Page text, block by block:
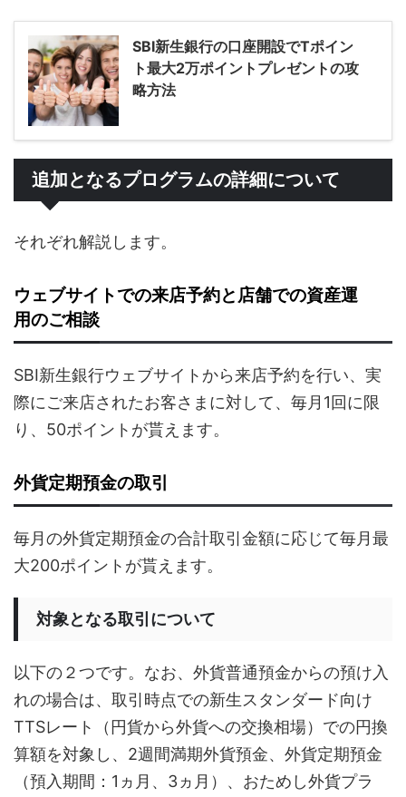
SBI新生銀行の口座開設でTポイン
ト最大2万ポイントプレゼントの攻
略方法
追加となるプログラムの詳細について
それぞれ解説します。
ウェブサイトでの来店予約と店舗での資産運
用のご相談
SBI新生銀行ウェブサイトから来店予約を行い、実
際にご来店されたお客さまに対して、毎月1回に限
り、50ポイントが貰えます。
外貨定期預金の取引
毎月の外貨定期預金の合計取引金額に応じて毎月最
大200ポイントが貰えます。
対象となる取引について
以下の２つです。なお、外貨普通預金からの預け入
れの場合は、取引時点での新生スタンダード向け
TTSレート（円貨から外貨への交換相場）での円換
算額を対象し、2週間満期外貨預金、外貨定期預金
（預入期間：1ヵ月、3ヵ月）、おためし外貨プラ